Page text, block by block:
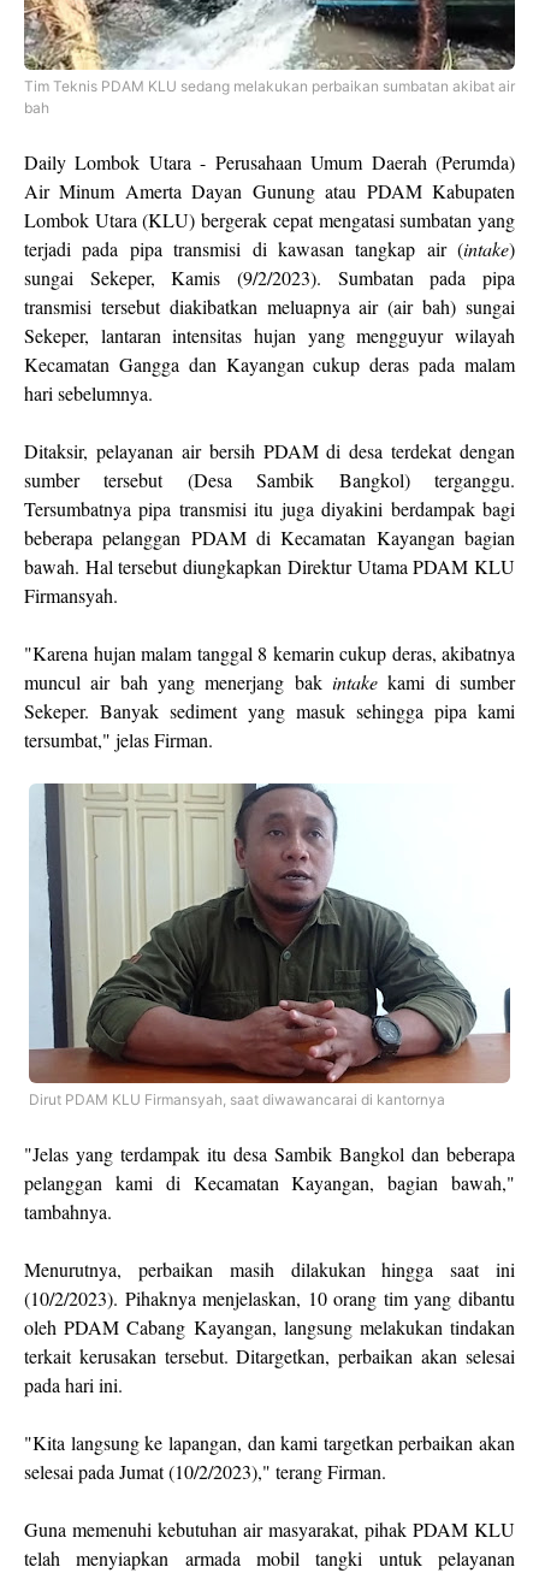
Tim Teknis PDAM KLU sedang melakukan perbaikan sumbatan akibat air
bah
Daily Lombok Utara - Perusahaan Umum Daerah (Perumda)
Air Minum Amerta Dayan Gunung atau PDAM Kabupaten
Lombok Utara (KLU) bergerak cepat mengatasi sumbatan yang
terjadi pada pipa transmisi di kawasan tangkap air (intake)
sungai Sekeper, Kamis (9/2/2023). Sumbatan pada pipa
transmisi tersebut diakibatkan meluapnya air (air bah) sungai
Sekeper, lantaran intensitas hujan yang mengguyur wilayah
Kecamatan Gangga dan Kayangan cukup deras pada malam
hari sebelumnya.
Ditaksir, pelayanan air bersih PDAM di desa terdekat dengan
sumber tersebut (Desa Sambik Bangkol) terganggu.
Tersumbatnya pipa transmisi itu juga diyakini berdampak bagi
beberapa pelanggan PDAM di Kecamatan Kayangan bagian
bawah. Hal tersebut diungkapkan Direktur Utama PDAM KLU
Firmansyah.
"Karena hujan malam tanggal 8 kemarin cukup deras, akibatnya
muncul air bah yang menerjang bak intake kami di sumber
Sekeper. Banyak sediment yang masuk sehingga pipa kami
tersumbat," jelas Firman.
Dirut PDAM KLU Firmansyah, saat diwawancarai di kantornya
"Jelas yang terdampak itu desa Sambik Bangkol dan beberapa
pelanggan kami di Kecamatan Kayangan, bagian bawah,"
tambahnya.
Menurutnya, perbaikan masih dilakukan hingga saat ini
(10/2/2023). Pihaknya menjelaskan, 10 orang tim yang dibantu
oleh PDAM Cabang Kayangan, langsung melakukan tindakan
terkait kerusakan tersebut. Ditargetkan, perbaikan akan selesai
pada hari ini.
"Kita langsung ke lapangan, dan kami targetkan perbaikan akan
selesai pada Jumat (10/2/2023)," terang Firman.
Guna memenuhi kebutuhan air masyarakat, pihak PDAM KLU
telah menyiapkan armada mobil tangki untuk pelayanan